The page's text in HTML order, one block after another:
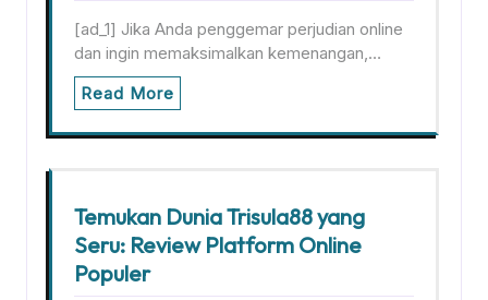
[ad_1] Jika Anda penggemar perjudian online
dan ingin memaksimalkan kemenangan,…
Read More
Temukan Dunia Trisula88 yang
Seru: Review Platform Online
Populer